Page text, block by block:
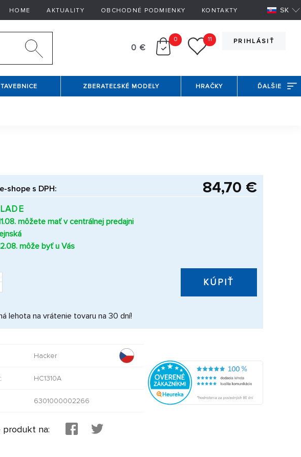
HOME AKTUALITY OBCHODNÉ PODMIENKY KONTAKTY SK
PRIHLÁSIŤ
0 €
0 11
ZBERATEĽSKÉ MODELY HRAČKY ĎALŠIE
shope s DPH: 84,70 €
môžete mať v centrálnej predajni
môže byť u Vás
KÚPIŤ
lehota na vrátenie tovaru na 30 dní!
Hacker
HC1310A
6301000002266
produkt na: